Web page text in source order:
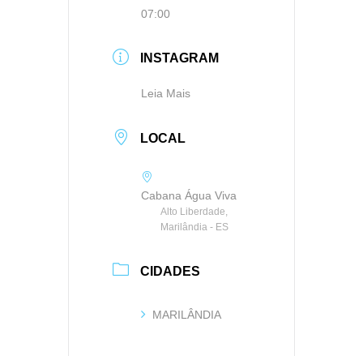
07:00
INSTAGRAM
Leia Mais
LOCAL
Cabana Água Viva
Alto Liberdade,
Marilândia - ES
CIDADES
MARILÂNDIA